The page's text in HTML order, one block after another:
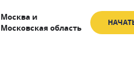
Москва и
Московская область